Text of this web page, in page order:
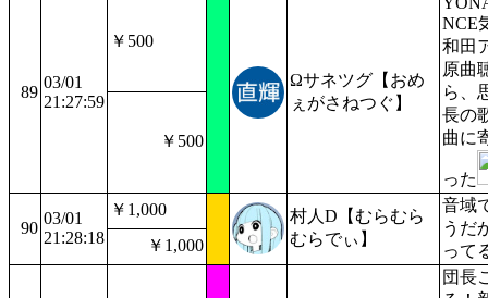
89
03/01
21:27:59
￥500
Ωサネツグ【おめ
ぇがさねつぐ】
NCE
和田
原曲
ら、
長の
曲に
った
￥500
90
03/01
21:28:18
￥1,000
村人D【むらむら
むらでぃ】
音域
うだ
って
￥1,000
団長